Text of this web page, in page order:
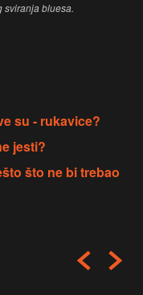
sviranja bluesa.
su - rukavice?
jesti?
što ne bi trebao